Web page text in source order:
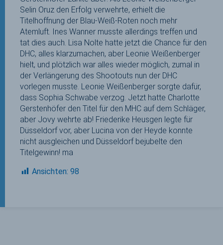
Selin Oruz den Erfolg verwehrte, erhielt die
Titelhoffnung der Blau-Weiß-Roten noch mehr
Atemluft. Ines Wanner musste allerdings treffen und
tat dies auch. Lisa Nolte hatte jetzt die Chance für den
DHC, alles klarzumachen, aber Leonie Weißenberger
hielt, und plötzlich war alles wieder möglich, zumal in
der Verlängerung des Shootouts nun der DHC
vorlegen musste. Leonie Weißenberger sorgte dafür,
dass Sophia Schwabe verzog. Jetzt hatte Charlotte
Gerstenhöfer den Titel für den MHC auf dem Schläger,
aber Jovy wehrte ab! Friederike Heusgen legte für
Düsseldorf vor, aber Lucina von der Heyde konnte
nicht ausgleichen und Düsseldorf bejubelte den
Titelgewinn! ma
Ansichten: 98